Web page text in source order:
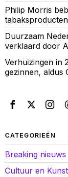
Philip Morris
Duurzaam
verklaard door
Verhuizingen in
gezinnen, aldus
CATEGORIEËN
Breaking nieuws
Cultuur en Kunst